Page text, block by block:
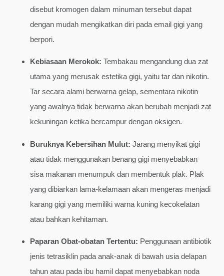
disebut kromogen dalam minuman tersebut dapat
dengan mudah mengikatkan diri pada email gigi yang
berpori.
Kebiasaan Merokok: Tembakau mengandung dua zat
utama yang merusak estetika gigi, yaitu tar dan nikotin.
Tar secara alami berwarna gelap, sementara nikotin
yang awalnya tidak berwarna akan berubah menjadi zat
kekuningan ketika bercampur dengan oksigen.
Buruknya Kebersihan Mulut: Jarang menyikat gigi
atau tidak menggunakan benang gigi menyebabkan
sisa makanan menumpuk dan membentuk plak. Plak
yang dibiarkan lama-kelamaan akan mengeras menjadi
karang gigi yang memiliki warna kuning kecokelatan
atau bahkan kehitaman.
Paparan Obat-obatan Tertentu: Penggunaan antibiotik
jenis tetrasiklin pada anak-anak di bawah usia delapan
tahun atau pada ibu hamil dapat menyebabkan noda